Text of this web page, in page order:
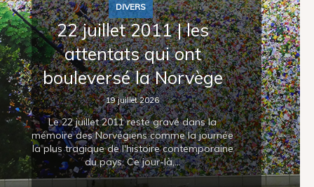
DIVERS
22 juillet 2011 | les
attentats qui ont
bouleversé la Norvège
19 juillet 2026
Le 22 juillet 2011 reste gravé dans la
mémoire des Norvégiens comme la journée
la plus tragique de l'histoire contemporaine
du pays. Ce jour-là,...